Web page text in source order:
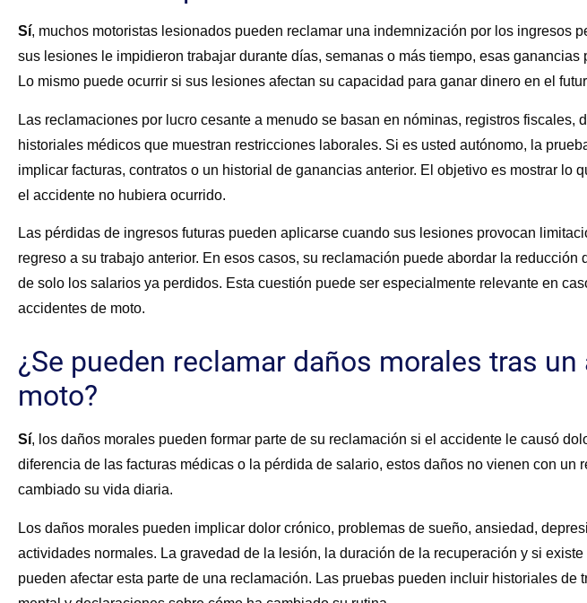
Sí, muchos motoristas lesionados pueden reclamar una indemnización por los ingresos
sus lesiones le impidieron trabajar durante días, semanas o más tiempo, esas ganancias
Lo mismo puede ocurrir si sus lesiones afectan su capacidad para ganar dinero en el
Las reclamaciones por lucro cesante a menudo se basan en nóminas, registros fiscales,
historiales médicos que muestran restricciones laborales. Si es usted autónomo, la
implicar facturas, contratos o un historial de ganancias anterior. El objetivo es mostrar lo
el accidente no hubiera ocurrido.
Las pérdidas de ingresos futuras pueden aplicarse cuando sus lesiones provocan
regreso a su trabajo anterior. En esos casos, su reclamación puede abordar la
de solo los salarios ya perdidos. Esta cuestión puede ser especialmente relevante en
accidentes de moto.
¿Se pueden reclamar daños morales tras
moto?
Sí, los daños morales pueden formar parte de su reclamación si el accidente le causó
diferencia de las facturas médicas o la pérdida de salario, estos daños no vienen con un
cambiado su vida diaria.
Los daños morales pueden implicar dolor crónico, problemas de sueño, ansiedad,
actividades normales. La gravedad de la lesión, la duración de la recuperación y si
pueden afectar esta parte de una reclamación. Las pruebas pueden incluir historiales de